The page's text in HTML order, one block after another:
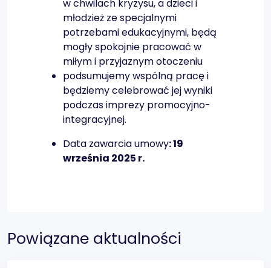
w chwilach kryzysu, a dzieci i
młodzież ze specjalnymi
potrzebami edukacyjnymi, będą
mogły spokojnie pracować w
miłym i przyjaznym otoczeniu
podsumujemy wspólną pracę i
będziemy celebrować jej wyniki
podczas imprezy promocyjno-
integracyjnej.
Data zawarcia umowy: 19
września 2025 r.
Powiązane aktualności